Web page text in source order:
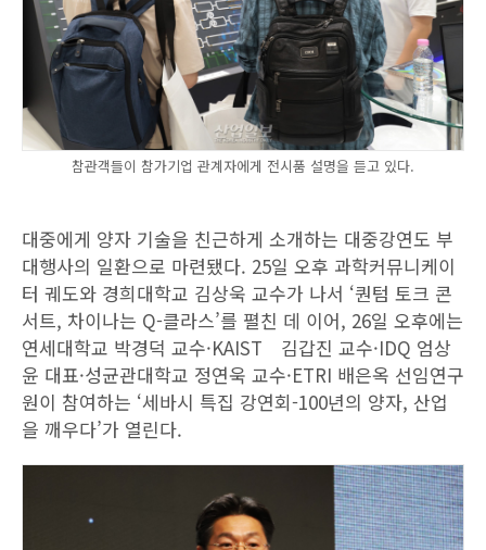
참관객들이 참가기업 관계자에게 전시품 설명을 듣고 있다.
대중에게 양자 기술을 친근하게 소개하는 대중강연도 부
대행사의 일환으로 마련됐다. 25일 오후 과학커뮤니케이
터 궤도와 경희대학교 김상욱 교수가 나서 ‘퀀텀 토크 콘
서트, 차이나는 Q-클라스’를 펼친 데 이어, 26일 오후에는
연세대학교 박경덕 교수·KAIST 김갑진 교수·IDQ 엄상
윤 대표·성균관대학교 정연욱 교수·ETRI 배은옥 선임연구
원이 참여하는 ‘세바시 특집 강연회-100년의 양자, 산업
을 깨우다’가 열린다.